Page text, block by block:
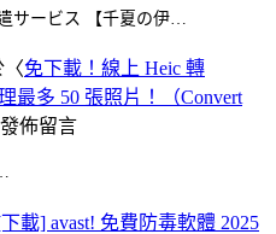
サービス 【千夏の伊…
〈免下載！線上 Heic 轉
最多 50 張照片！（Convert
佈留言
載] avast! 免費防毒軟體 2025